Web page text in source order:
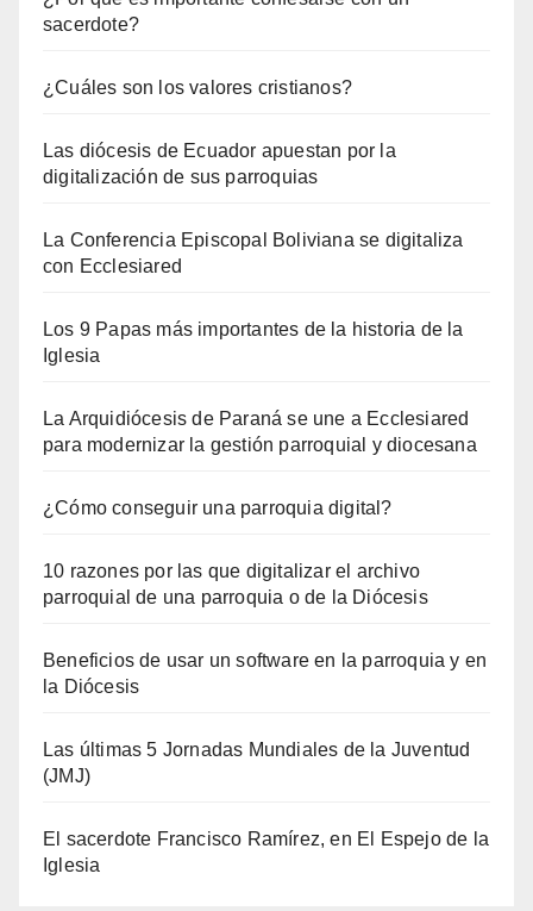
sacerdote?
¿Cuáles son los valores cristianos?
Las diócesis de Ecuador apuestan por la
digitalización de sus parroquias
La Conferencia Episcopal Boliviana se digitaliza
con Ecclesiared
Los 9 Papas más importantes de la historia de la
Iglesia
La Arquidiócesis de Paraná se une a Ecclesiared
para modernizar la gestión parroquial y diocesana
¿Cómo conseguir una parroquia digital?
10 razones por las que digitalizar el archivo
parroquial de una parroquia o de la Diócesis
Beneficios de usar un software en la parroquia y en
la Diócesis
Las últimas 5 Jornadas Mundiales de la Juventud
(JMJ)
El sacerdote Francisco Ramírez, en El Espejo de la
Iglesia